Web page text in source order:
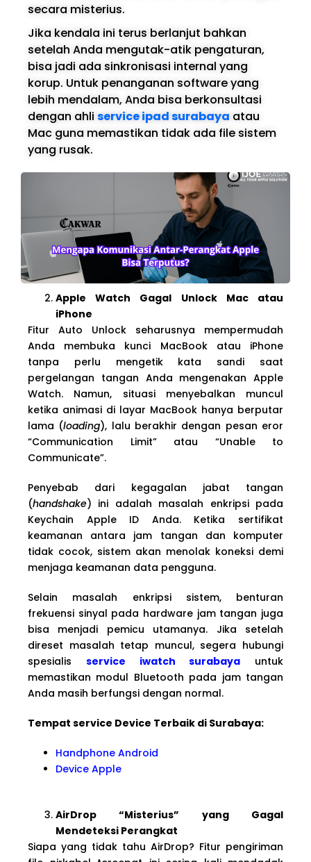
secara misterius.
Jika kendala ini terus berlanjut bahkan
setelah Anda mengutak-atik pengaturan,
bisa jadi ada sinkronisasi internal yang
korup. Untuk penanganan software yang
lebih mendalam, Anda bisa berkonsultasi
dengan ahli service ipad surabaya atau
Mac guna memastikan tidak ada file sistem
yang rusak.
Apple Watch Gagal Unlock Mac atau
iPhone
Fitur Auto Unlock seharusnya mempermudah
Anda membuka kunci MacBook atau iPhone
tanpa perlu mengetik kata sandi saat
pergelangan tangan Anda mengenakan Apple
Watch. Namun, situasi menyebalkan muncul
ketika animasi di layar MacBook hanya berputar
lama (loading), lalu berakhir dengan pesan eror
“Communication Limit” atau “Unable to
Communicate”.
Penyebab dari kegagalan jabat tangan
(handshake) ini adalah masalah enkripsi pada
Keychain Apple ID Anda. Ketika sertifikat
keamanan antara jam tangan dan komputer
tidak cocok, sistem akan menolak koneksi demi
menjaga keamanan data pengguna.
Selain masalah enkripsi sistem, benturan
frekuensi sinyal pada hardware jam tangan juga
bisa menjadi pemicu utamanya. Jika setelah
direset masalah tetap muncul, segera hubungi
spesialis service iwatch surabaya untuk
memastikan modul Bluetooth pada jam tangan
Anda masih berfungsi dengan normal.
Tempat service Device Terbaik di Surabaya:
Handphone Android
Device Apple
AirDrop “Misterius” yang Gagal
Mendeteksi Perangkat
Siapa yang tidak tahu AirDrop? Fitur pengiriman